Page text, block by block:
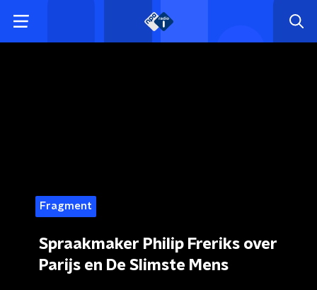
Fragment
Spraakmaker Philip Freriks over
Parijs en De Slimste Mens